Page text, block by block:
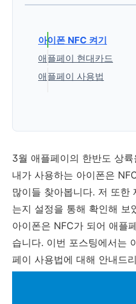
아이폰 NFC 켜기
애플페이 현대카드
애플페이 사용법
3월 애플페이의 한반도 상
내가 사용하는 아이폰은
많이들 찾아봅니다. 저 또한
는지 설정을 통해 확인해 보
아이폰은 NFC가 되어 애플
습니다. 이번 포스팅에서는
페이 사용법에 대해 안내드